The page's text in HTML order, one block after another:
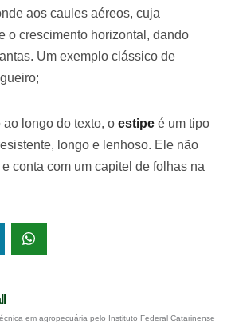
aos caules aéreos, cuja
o crescimento horizontal, dando
Um exemplo clássico de
longo do texto, o estipe é um tipo
longo e lenhoso. Ele não
conta com um capitel de folhas na
em agropecuária pelo Instituto Federal Catarinense